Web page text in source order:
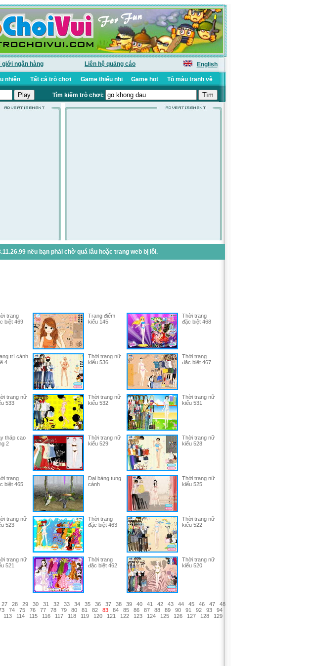
giới ngân hàng Liên hệ quảng cáo English
nhiên Tất cả trò chơi Game thiếu nhi Game hot Tô màu tranh vẽ
Tìm kiếm trò chơi:
nếu bạn phải chờ quá lâu hoặc trang web bị lỗi.
trang
biệt 469
Trang điểm
kiểu 145
Thời trang
đặc biệt 468
trí cảnh
4
Thời trang nữ
kiểu 536
Thời trang
đặc biệt 467
trang nữ
533
Thời trang nữ
kiểu 532
Thời trang nữ
kiểu 531
tháp cao
2
Thời trang nữ
kiểu 529
Thời trang nữ
kiểu 528
trang
biệt 465
Đại bàng tung
cánh
Thời trang nữ
kiểu 525
trang nữ
523
Thời trang
đặc biệt 463
Thời trang nữ
kiểu 522
trang nữ
521
Thời trang
đặc biệt 462
Thời trang nữ
kiểu 520
27 28 29 30 31 32 33 34 35 36 37 38 39 40 41 42 43 44 45 46 47
48
74 75 76 77 78 79 80 81 82 83 84 85 86 87 88 89 90 91 92 93
94
113 114 115 116 117 118 119 120 121 122 123 124 125 126 127 128 129